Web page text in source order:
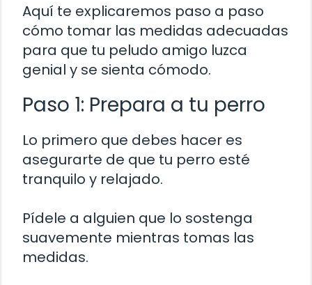
Aquí te explicaremos paso a paso
cómo tomar las medidas adecuadas
para que tu peludo amigo luzca
genial y se sienta cómodo.
Paso 1: Prepara a tu perro
Lo primero que debes hacer es
asegurarte de que tu perro esté
tranquilo y relajado.
Pídele a alguien que lo sostenga
suavemente mientras tomas las
medidas.